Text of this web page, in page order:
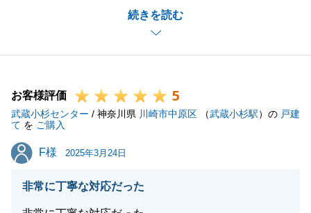
続きを読む
無事にお取引を終えることができ、大変嬉しく思って
ご売却手続きについても引き続き、よろしくお願い申
お客様評価 5
武蔵小杉センター / 神奈川県 川崎市中原区 （武蔵小杉駅）の 戸建
て を ご購入
F様
F様 2025年3月24日
非常に丁寧な対応だった